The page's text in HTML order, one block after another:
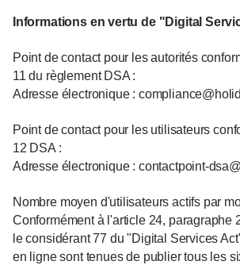
Informations en vertu de "Digital
Point de contact pour les autorités
11 du règlement DSA :
Adresse électronique :
Point de contact pour les utilisateurs
12 DSA :
Adresse électronique : contactpoint-
Nombre moyen d'utilisateurs actifs par
Conformément à l'article 24, paragraphe
le considérant 77 du "Digital Services
en ligne sont tenues de publier tous les